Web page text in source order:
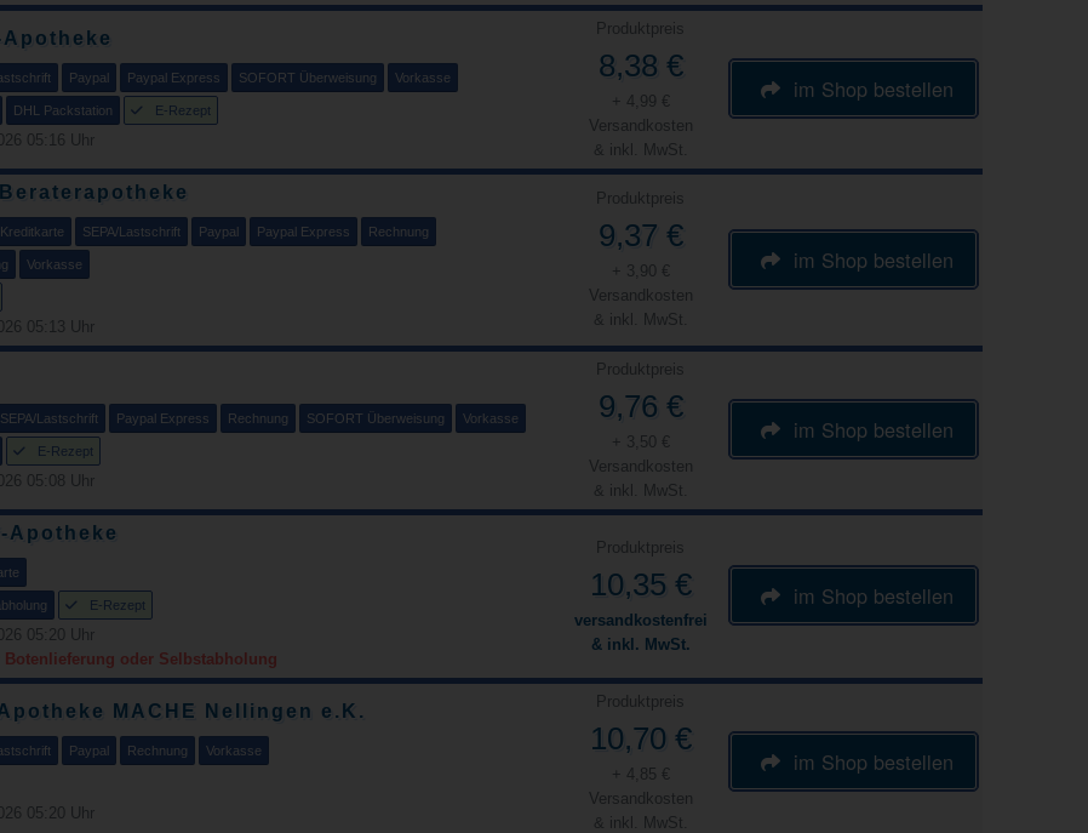
Paypal Paypal Express SOFORT Überweisung Vorkasse
DHL Packstation E-Rezept
05:16 Uhr
Produktpreis
8,38 €
+ 4,99 €
Versandkosten
& inkl. MwSt.
im Shop bestellen
Kreditkarte SEPA/Lastschrift Paypal Paypal Express Rechnung
Vorkasse
05:13 Uhr
Produktpreis
9,37 €
+ 3,90 €
Versandkosten
& inkl. MwSt.
im Shop bestellen
SEPA/Lastschrift Paypal Express Rechnung SOFORT Überweisung Vorkasse
E-Rezept
05:08 Uhr
Produktpreis
9,76 €
+ 3,50 €
Versandkosten
& inkl. MwSt.
im Shop bestellen
Apotheke
E-Rezept
05:20 Uhr
Botenlieferung oder Selbstabholung
Produktpreis
10,35 €
versandkostenfrei
& inkl. MwSt.
im Shop bestellen
MACHE Nellingen e.K.
Paypal Rechnung Vorkasse
05:20 Uhr
Produktpreis
10,70 €
+ 4,85 €
Versandkosten
& inkl. MwSt.
im Shop bestellen